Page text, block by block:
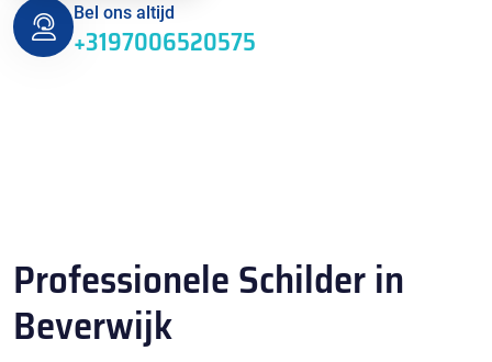
Bel ons altijd
+3197006520575
Professionele Schilder in
Beverwijk